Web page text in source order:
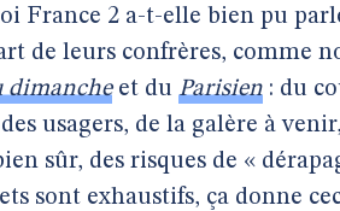
France 2 a-t-elle bien pu
de leurs confrères, comme
dimancheet du Parisien : du
usagers, de la galère à
sûr, des risques de «
sont exhaustifs, ça donne